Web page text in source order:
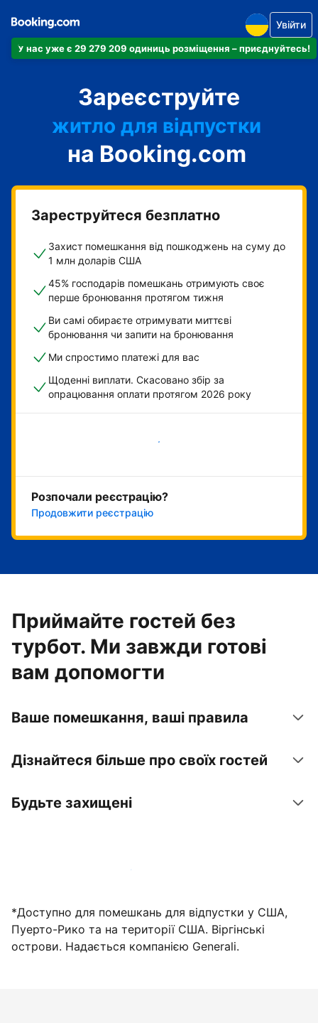
У нас уже є 29 279 209 одиниць розміщення – приєднуйтесь!
Увійти
Зареєструйте
готель
житло для відпустки
гостьовий будинок
готель типу "ліжко і
сніданок"
на Booking.com
Зареструйтеся безплатно
Захист помешкання від пошкоджень на суму до
1 млн доларів США
45% господарів помешкань отримують своє
перше бронювання протягом тижня
Ви самі обираєте отримувати миттєві
бронювання чи запити на бронювання
Ми спростимо платежі для вас
Щоденні виплати. Скасовано збір за
опрацювання оплати протягом 2026 року
Розпочати зараз
Розпочали реєстрацію?
Продовжити реєстрацію
Приймайте гостей без
турбот. Ми завжди готові
вам допомогти
Ваше помешкання, ваші правила
Дізнайтеся більше про своїх гостей
Будьте захищені
Зареєструвати помешкання вже зараз
*Доступно для помешкань для відпустки у США,
Пуерто-Рико та на території США. Віргінські
острови. Надається компанією Generali.